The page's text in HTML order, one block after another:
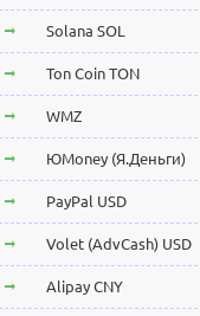
Solana SOL
Ton Coin TON
WMZ
ЮMoney (Я.Деньги)
PayPal USD
Volet (AdvCash) USD
Alipay CNY